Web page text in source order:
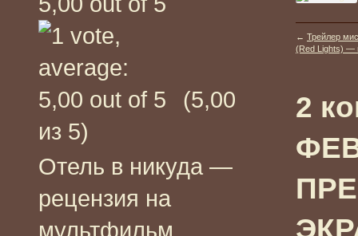
(5,00
из 5)
Отель в никуда —
рецензия на
мультфильм
← Трейлер
(Red Lights) —
2